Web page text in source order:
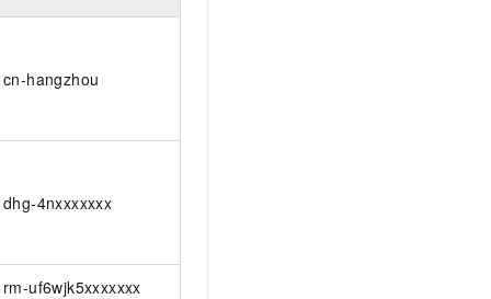
cn-hangzhou
dhg-4nxxxxxxx
rm-uf6wjk5xxxxxxx